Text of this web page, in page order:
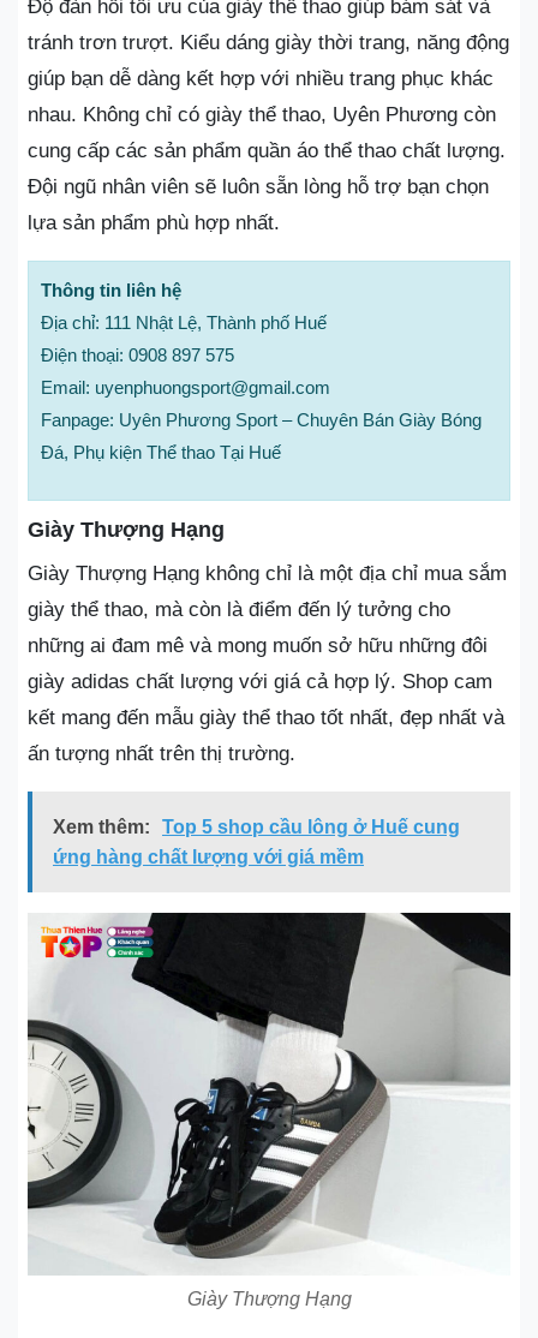
Độ đàn hồi tối ưu của giày thể thao giúp bám sát và
tránh trơn trượt. Kiểu dáng giày thời trang, năng động
giúp bạn dễ dàng kết hợp với nhiều trang phục khác
nhau. Không chỉ có giày thể thao, Uyên Phương còn
cung cấp các sản phẩm quần áo thể thao chất lượng.
Đội ngũ nhân viên sẽ luôn sẵn lòng hỗ trợ bạn chọn
lựa sản phẩm phù hợp nhất.
Thông tin liên hệ
Địa chỉ: 111 Nhật Lệ, Thành phố Huế
Điện thoại: 0908 897 575
Email: uyenphuongsport@gmail.com
Fanpage: Uyên Phương Sport – Chuyên Bán Giày Bóng
Đá, Phụ kiện Thể thao Tại Huế
Giày Thượng Hạng
Giày Thượng Hạng không chỉ là một địa chỉ mua sắm
giày thể thao, mà còn là điểm đến lý tưởng cho
những ai đam mê và mong muốn sở hữu những đôi
giày adidas chất lượng với giá cả hợp lý. Shop cam
kết mang đến mẫu giày thể thao tốt nhất, đẹp nhất và
ấn tượng nhất trên thị trường.
Xem thêm:
Top 5 shop cầu lông ở Huế cung
ứng hàng chất lượng với giá mềm
Giày Thượng Hạng